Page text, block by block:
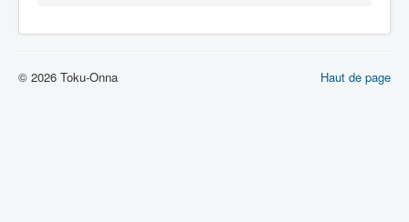
Haut de page
© 2026 Toku-Onna